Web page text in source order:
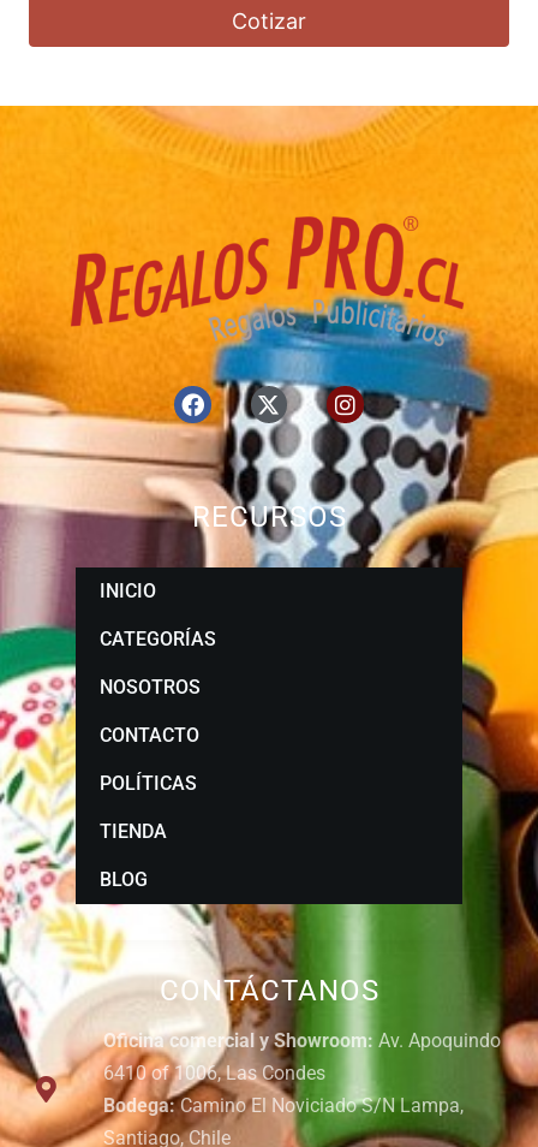
Cotizar
CONTÁCTANOS
Oficina comercial y Showroom: Av. Apoquindo
6410 of 1006, Las Condes
Bodega:Camino El Noviciado S/N Lampa,
Santiago, Chile
RECURSOS
INICIO
CATEGORÍAS
NOSOTROS
CONTACTO
POLÍTICAS
TIENDA
BLOG